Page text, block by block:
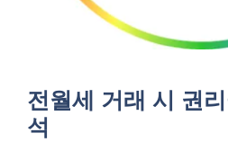
전월세 거래 시 권
석